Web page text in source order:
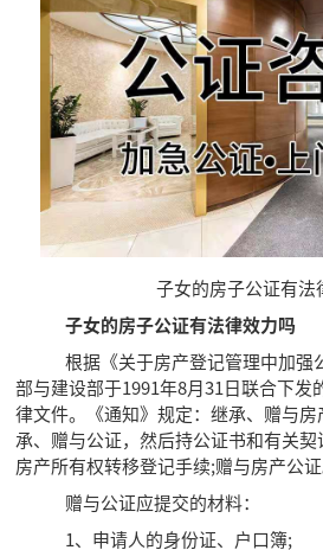
子女的房子公证有法
子女的房子公证有法律效力吗
根据《关于房产登记管理中加强
部与建设部于1991年8月31日联合下发
律文件。《通知》规定：继承、赠与
承、赠与公证，然后持公证书和有关
房产所有权转移登记手续;赠与房产公证
赠与公证应提交的材料：
1、申请人的身份证、户口簿;